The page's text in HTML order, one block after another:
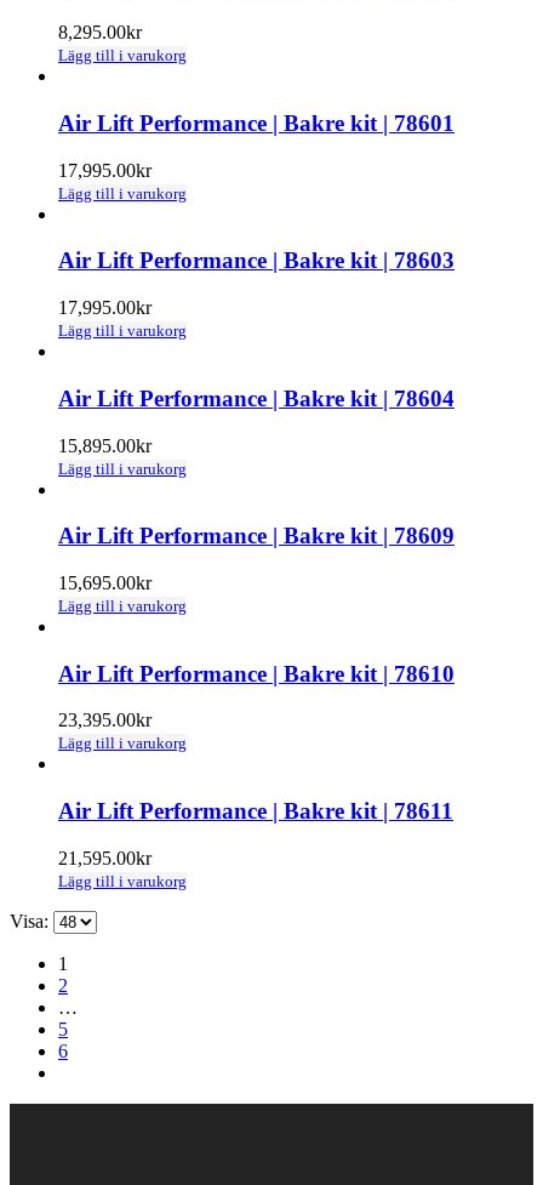
8,295.00kr
Lägg till i varukorg
Air Lift Performance | Bakre kit | 78601
17,995.00kr
Lägg till i varukorg
Air Lift Performance | Bakre kit | 78603
17,995.00kr
Lägg till i varukorg
Air Lift Performance | Bakre kit | 78604
15,895.00kr
Lägg till i varukorg
Air Lift Performance | Bakre kit | 78609
15,695.00kr
Lägg till i varukorg
Air Lift Performance | Bakre kit | 78610
23,395.00kr
Lägg till i varukorg
Air Lift Performance | Bakre kit | 78611
21,595.00kr
Lägg till i varukorg
Visa:
1
2
…
5
6